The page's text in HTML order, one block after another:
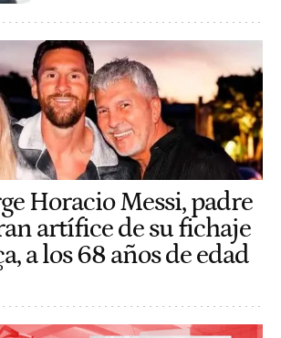
Horacio Messi, padre
artífice de su fichaje
a los 68 años de edad